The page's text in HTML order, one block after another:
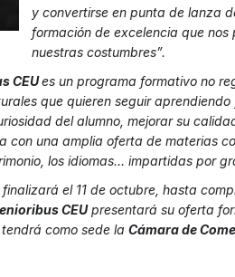
y convertirse en punta de lanza
formación de excelencia que
nuestras costumbres”.
CEUes un programa formativo no
que quieren seguir
del alumno, mejorar su
con una amplia oferta de materias
los idiomas… impartidas por
el 11 de octubre, hasta
CEUpresentará su oferta
como sede la Cámara de